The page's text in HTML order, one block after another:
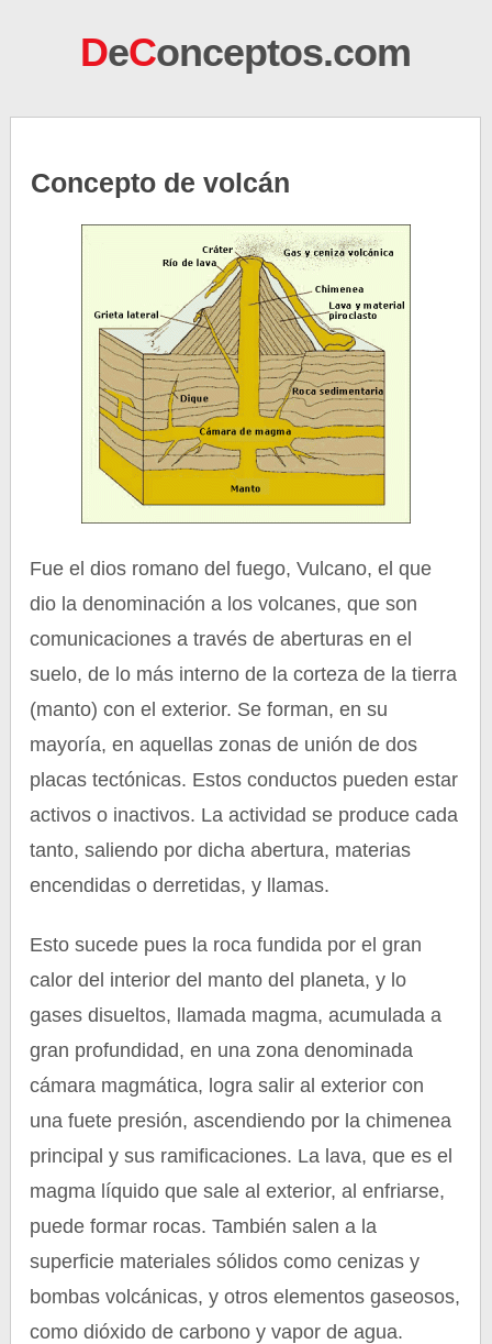
DeConceptos.com
Concepto de volcán
Fue el dios romano del fuego, Vulcano, el que
dio la denominación a los volcanes, que son
comunicaciones a través de aberturas en el
suelo, de lo más interno de la corteza de la tierra
(manto) con el exterior. Se forman, en su
mayoría, en aquellas zonas de unión de dos
placas tectónicas. Estos conductos pueden estar
activos o inactivos. La actividad se produce cada
tanto, saliendo por dicha abertura, materias
encendidas o derretidas, y llamas.
Esto sucede pues la roca fundida por el gran
calor del interior del manto del planeta, y lo
gases disueltos, llamada magma, acumulada a
gran profundidad, en una zona denominada
cámara magmática, logra salir al exterior con
una fuete presión, ascendiendo por la chimenea
principal y sus ramificaciones. La lava, que es el
magma líquido que sale al exterior, al enfriarse,
puede formar rocas. También salen a la
superficie materiales sólidos como cenizas y
bombas volcánicas, y otros elementos gaseosos,
como dióxido de carbono y vapor de agua.